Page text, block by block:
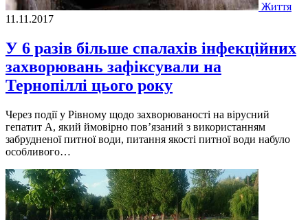
Життя
11.11.2017
У 6 разів більше спалахів інфекційних
захворювань зафіксували на
Тернопіллі цього року
Через події у Рівному щодо захворюваності на вірусний
гепатит А, який ймовірно пов’язаний з використанням
забрудненої питної води, питання якості питної води набуло
особливого…